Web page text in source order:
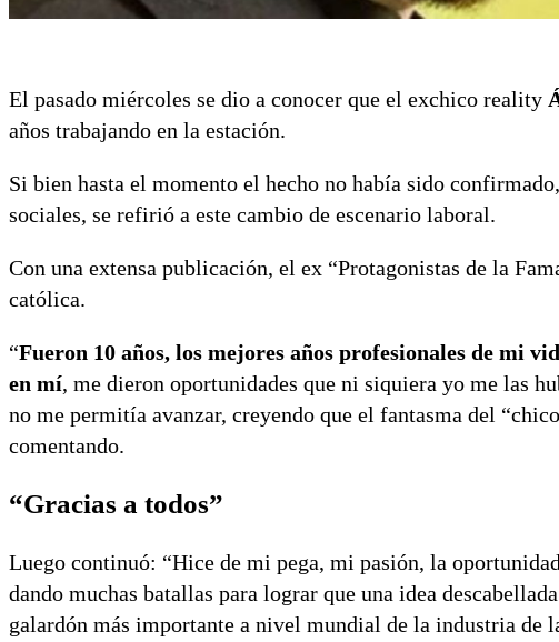
El pasado miércoles se dio a conocer que el exchico reality
años trabajando en la estación.
Si bien hasta el momento el hecho no había sido
sociales, se refirió a este cambio de escenario laboral.
Con una extensa publicación, el ex “Protagonistas de la
católica.
“Fueron 10 años, los mejores años profesionales de mi
en mí, me dieron oportunidades que ni siquiera yo me las
no me permitía avanzar, creyendo que el fantasma del
comentando.
“Gracias a todos”
Luego continuó: “Hice de mi pega, mi pasión, la
dando muchas batallas para lograr que una idea
galardón más importante a nivel mundial de la industria de